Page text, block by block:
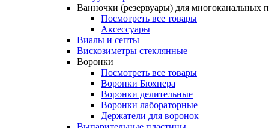
Ванночки (резервуары) для многоканальных
Посмотреть все товары
Аксессуары
Виалы и септы
Вискозиметры стеклянные
Воронки
Посмотреть все товары
Воронки Бюхнера
Воронки делительные
Воронки лабораторные
Держатели для воронок